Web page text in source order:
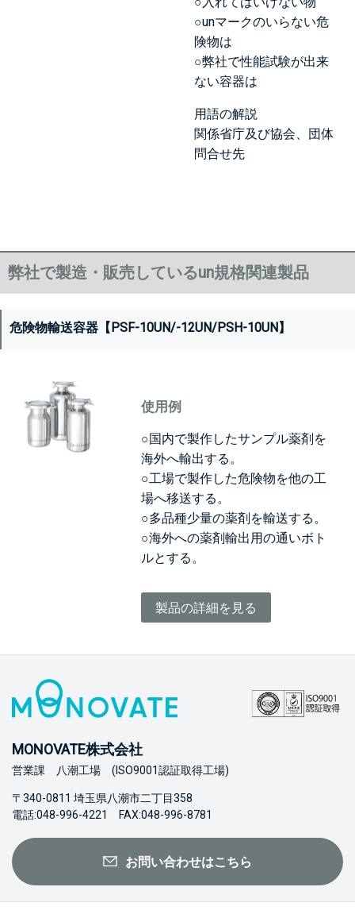
○unマークのいらない危
険物は
○弊社で性能試験が出来
ない容器は
用語の解説
関係省庁及び協会、団体
問合せ先
弊社で製造・販売しているun規格関連製品
危険物輸送容器【PSF-10UN/-12UN/PSH-10UN】
使用例
○国内で製作したサンプル薬剤を
海外へ輸出する。
○工場で製作した危険物を他の工
場へ移送する。
○多品種少量の薬剤を輸送する。
○海外への薬剤輸出用の通いボト
ルとする。
製品の詳細を見る
MONOVATE株式会社
営業課 八潮工場 (ISO9001認証取得工場)
〒340-0811 埼玉県八潮市二丁目358
電話:048-996-4221 FAX:048-996-8781
お問い合わせはこちら